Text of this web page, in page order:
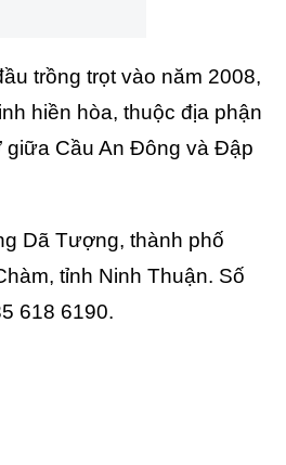
trồng trọt vào năm 2008,
hiền hòa, thuộc địa phận
Cầu An Đông và Đập
Dã Tượng, thành phố
tỉnh Ninh Thuận. Số
618 6190.